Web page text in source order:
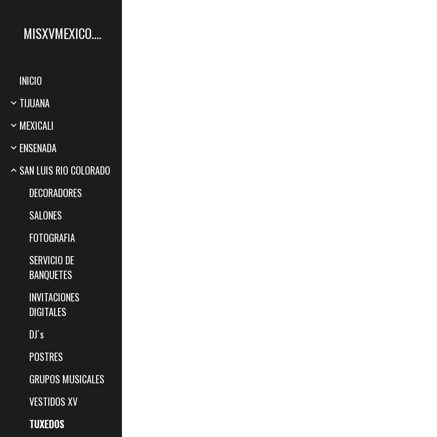
MISXVMEXICO.COM
INICIO
TIJUANA
MEXICALI
ENSENADA
SAN LUIS RIO COLORADO
DECORADORES
SALONES
FOTOGRAFIA
SERVICIO DE
BANQUETES
INVITACIONES
DIGITALES
DJ´s
POSTRES
GRUPOS MUSICALES
VESTIDOS XV
TUXEDOS